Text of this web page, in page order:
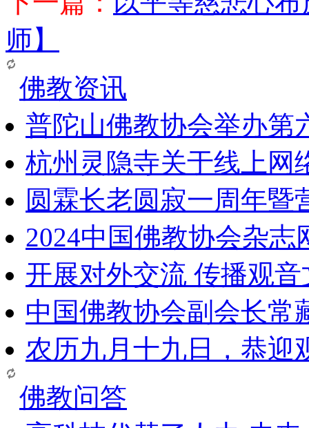
师】
佛教资讯
普陀山佛教协会举办第
杭州灵隐寺关于线上网
圆霖长老圆寂一周年暨
2024中国佛教协会杂志
开展对外交流 传播观
中国佛教协会副会长常
农历九月十九日，恭迎
佛教问答